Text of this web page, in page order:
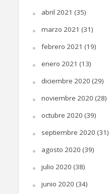
abril 2021 (35)
marzo 2021 (31)
febrero 2021 (19)
enero 2021 (13)
diciembre 2020 (29)
noviembre 2020 (28)
octubre 2020 (39)
septiembre 2020 (31)
agosto 2020 (39)
julio 2020 (38)
junio 2020 (34)